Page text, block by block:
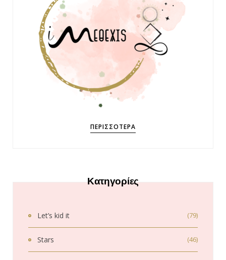
ΠΕΡΙΣΣΌΤΕΡΑ
Κατηγορίες
Let’s kid it (79)
Stars (46)